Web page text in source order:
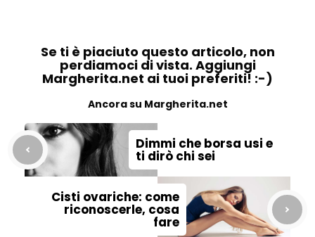
Se ti è piaciuto questo articolo, non
perdiamoci di vista. Aggiungi
Margherita.net ai tuoi preferiti! :-)
Ancora su Margherita.net
Dimmi che borsa usi e
ti dirò chi sei
Cisti ovariche: come
riconoscerle, cosa
fare